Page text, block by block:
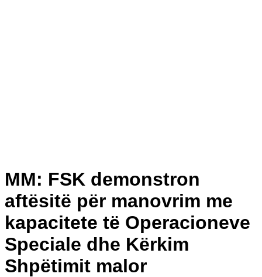
MM: FSK demonstron
aftësitë për manovrim me
kapacitete të Operacioneve
Speciale dhe Kërkim
Shpëtimit malor